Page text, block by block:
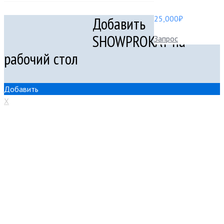
25,000₽
Запрос
Добавить
SHOWPROKAT на
рабочий стол
Добавить
X